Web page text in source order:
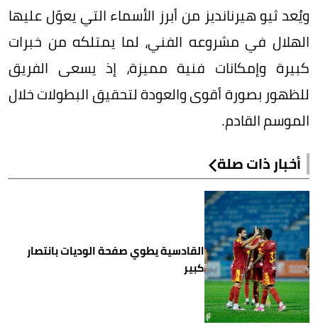
ويُعد ثيو هيرنانديز من أبرز الأسماء التي يعوّل عليها
الهلال في مشروعه الفني، لما يمتلكه من خبرات
كبيرة وإمكانات فنية مميزة، إذ يسعى الفريق
للظهور بصورة أقوى والعودة لتحقيق البطولات خلال
الموسم القادم.
أخبار ذات صلة
القادسية يطوي صفحة الوديات بانتصار
كبير